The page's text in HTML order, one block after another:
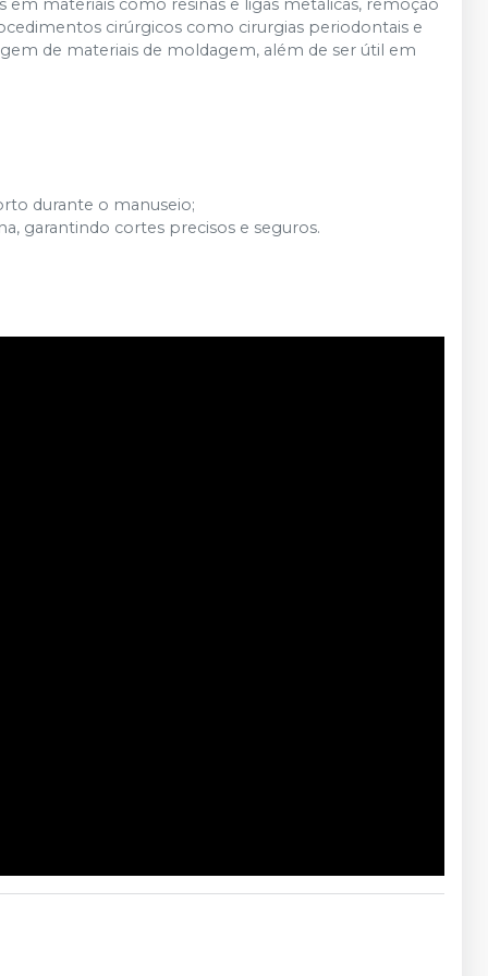
em materiais como resinas e ligas metálicas, remoção
cirúrgicos como cirurgias periodontais e
de materiais de moldagem, além de ser útil em
durante o manuseio;
garantindo cortes precisos e seguros.